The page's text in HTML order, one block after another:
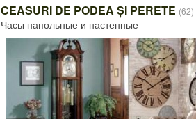
CEASURI DE PODEA ȘI PERETE (62)
Часы напольные и настенные